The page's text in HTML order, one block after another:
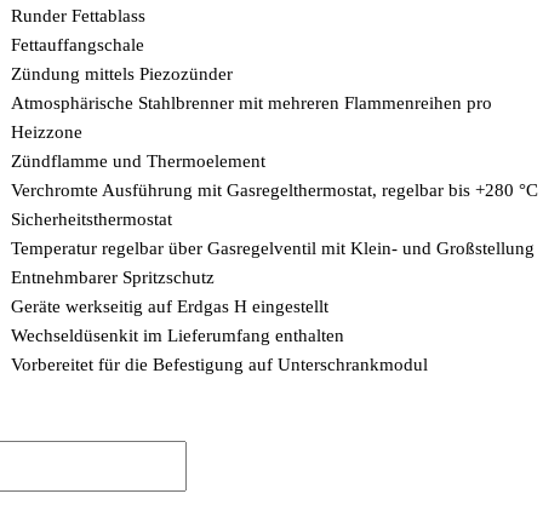
Runder Fettablass
Fettauffangschale
Zündung mittels Piezozünder
Atmosphärische Stahlbrenner mit mehreren Flammenreihen pro
Heizzone
Zündflamme und Thermoelement
Verchromte Ausführung mit Gasregelthermostat, regelbar bis +280 °C
Sicherheitsthermostat
Temperatur regelbar über Gasregelventil mit Klein- und Großstellung
Entnehmbarer Spritzschutz
Geräte werkseitig auf Erdgas H eingestellt
Wechseldüsenkit im Lieferumfang enthalten
Vorbereitet für die Befestigung auf Unterschrankmodul